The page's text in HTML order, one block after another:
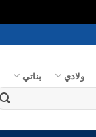
ولادي بناتي